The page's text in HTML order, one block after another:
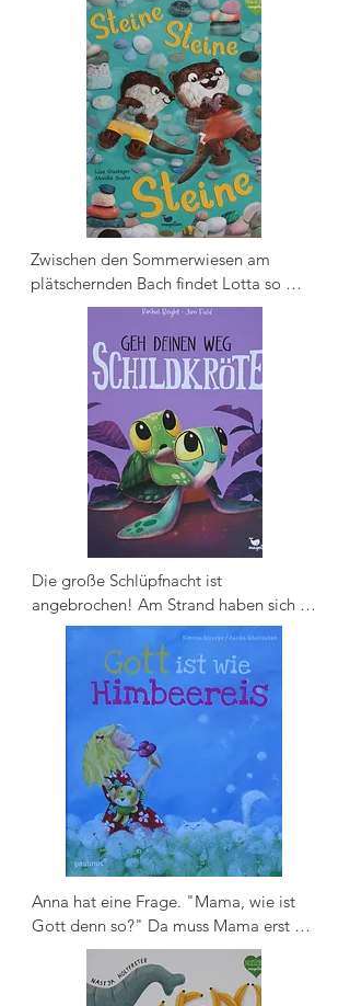
Eiswagen wird vermisst! Natürlich
ermittelt Paula sofort, obwohl die
anderen Polizeiautos abfällig lächeln -
ein verschwundener Eiswagen ist doch
kein richtiger Fall ... Aber Paula nimmt
Emilios Verschwinden und die Sorge
der Kinder ernst. Eine aufregende
Suche beginnt!
Zwischen den Sommerwiesen am
plätschernden Bach findet Lotta so
manchen tollen Stein. Gemeinsam mit
ihrem Freund Konstantin spielt sie dann
mit den steinigen Schätzen. Am
liebsten bei den Rutschen am See - dort
jagen die beiden Otter Lottas
Glücksstein hinterher. Doch was
passiert, wenn ihnen der Lieblingsstein
entwischt?
Die große Schlüpfnacht ist
angebrochen! Am Strand haben sich
verschiedenste Tiere versammelt, um zu
beobachten, wie die kleinen
Meeresschildkröten zum Wasser
kriechen. Das Schildkrötenmädchen
Marla hat das Ufer schon fast erreicht.
Da stellt Marla fest, dass ihr Bruder Mini
nicht mehr an ihrer Seite ist. Was nun?
Soll sie umkehren, um ihn zu suchen?
Sie ist ja selbst so winzig - ob sie
überhaupt etwas bewirken kann?
Anna hat eine Frage. "Mama, wie ist
Gott denn so?" Da muss Mama erst
mal überlegen. "Gott ist wie alles, was
dich glücklich macht." "Der liebe Gott
ist wie Himbeereis?", fragt Anna